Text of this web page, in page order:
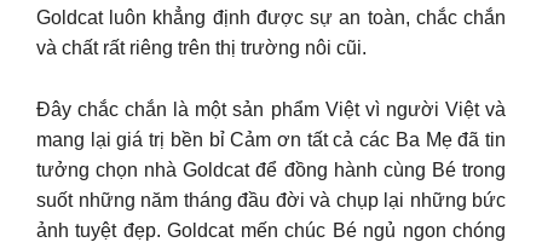
Goldcat luôn khẳng định được sự an toàn, chắc chắn
và chất rất riêng trên thị trường nôi cũi.
Đây chắc chắn là một sản phẩm Việt vì người Việt và
mang lại giá trị bền bỉCảm ơn tất cả các Ba Mẹ đã tin
tưởng chọn nhà Goldcat để đồng hành cùng Bé trong
suốt những năm tháng đầu đời và chụp lại những bức
ảnh tuyệt đẹp. Goldcat mến chúc Bé ngủ ngon chóng